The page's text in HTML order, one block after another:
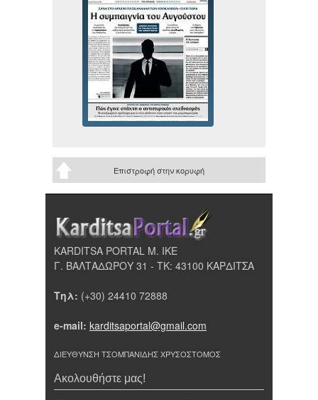
Επιστροφή στην κορυφή
KARDITSA PORTAL Μ. ΙΚΕ
Γ. ΒΑΛΤΑΔΩΡΟΥ 31 - ΤΚ: 43100 ΚΑΡΔΙΤΣΑ
Τηλ: (+30) 24410 72888
e-mail: karditsaportal@gmail.com
ΔΙΕΥΘΥΝΣΗ ΤΣΟΜΠΑΝΙΔΗΣ ΧΡΥΣΟΣΤΟΜΟΣ
Ακολουθήστε μας!